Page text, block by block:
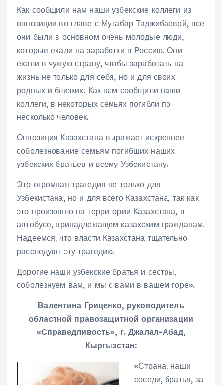
Как сообщили нам наши узбекские коллеги из
оппозиции во главе с Мутабар Таджибаевой, все
они были в основном очень молодые люди,
которые ехали на заработки в Россию. Они
ехали в чужую страну, чтобы заработать на
жизнь не только для себя, но и для своих
родных и близких. Как нам сообщили наши
коллеги, в некоторых семьях погибли по
несколько человек.
Оппозиция Казахстана выражает искреннее
соболезнование семьям погибших наших
узбекских братьев и всему Узбекистану.
Это огромная трагедия не только для
Узбекистана, но и для всего Казахстана, так как
это произошло на территории Казахстана, в
автобусе, принадлежащем казахским гражданам.
Надеемся, что власти Казахстана тщательно
расследуют эту трагедию.
Дорогие наши узбекские братья и сестры,
соболезнуем вам, и мы с вами в вашем горе».
Валентина Гриценко, руководитель
областной правозащитной организации
«Справедливость», г. Джалал-Абад,
Кыргызстан:
«Страна, наши
соседи, братья, за